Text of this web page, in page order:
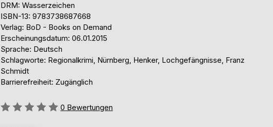
DRM: Wasserzeichen
ISBN-13: 9783738687668
Verlag: BoD - Books on Demand
Erscheinungsdatum: 06.01.2015
Sprache: Deutsch
Schlagworte: Regionalkrimi, Nürnberg, Henker, Lochgefängnisse, Franz
Schmidt
Barrierefreiheit: Zugänglich
Bewertung::
0 Bewertungen